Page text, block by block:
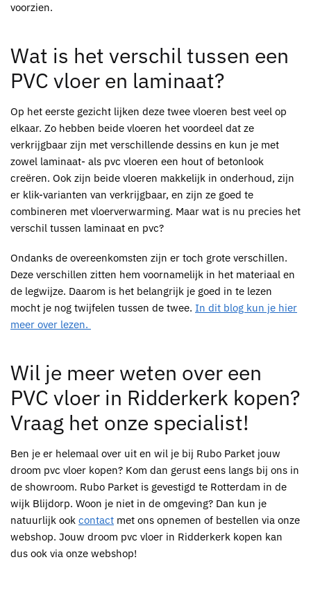
voorzien.
Wat is het verschil tussen een
PVC vloer en laminaat?
Op het eerste gezicht lijken deze twee vloeren best veel op
elkaar. Zo hebben beide vloeren het voordeel dat ze
verkrijgbaar zijn met verschillende dessins en kun je met
zowel laminaat- als pvc vloeren een hout of betonlook
creëren. Ook zijn beide vloeren makkelijk in onderhoud, zijn
er klik-varianten van verkrijgbaar, en zijn ze goed te
combineren met vloerverwarming. Maar wat is nu precies het
verschil tussen laminaat en pvc?
Ondanks de overeenkomsten zijn er toch grote verschillen.
Deze verschillen zitten hem voornamelijk in het materiaal en
de legwijze. Daarom is het belangrijk je goed in te lezen
mocht je nog twijfelen tussen de twee. In dit blog kun je hier
meer over lezen.
Wil je meer weten over een
PVC vloer in Ridderkerk kopen?
Vraag het onze specialist!
Ben je er helemaal over uit en wil je bij Rubo Parket jouw
droom pvc vloer kopen? Kom dan gerust eens langs bij ons in
de showroom. Rubo Parket is gevestigd te Rotterdam in de
wijk Blijdorp. Woon je niet in de omgeving? Dan kun je
natuurlijk ook contact met ons opnemen of bestellen via onze
webshop. Jouw droom pvc vloer in Ridderkerk kopen kan
dus ook via onze webshop!